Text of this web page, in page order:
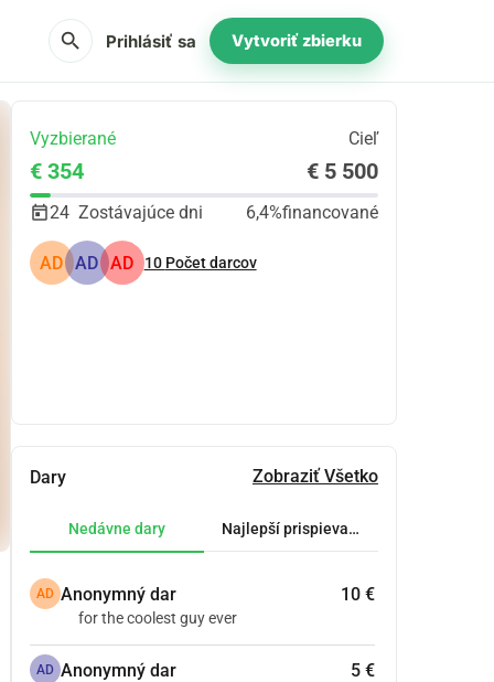
search Prihlásiť sa Vytvoriť zbierku
Vyzbierané Cieľ
€ 354 € 5 500
24 Zostávajúce dni 6,4%financované
AD AD AD 10 Počet darcov
Dary Zobraziť Všetko
Nedávne dary Najlepší prispievatelia.
AD Anonymný dar 10 €
for the coolest guy ever
AD Anonymný dar 5 €